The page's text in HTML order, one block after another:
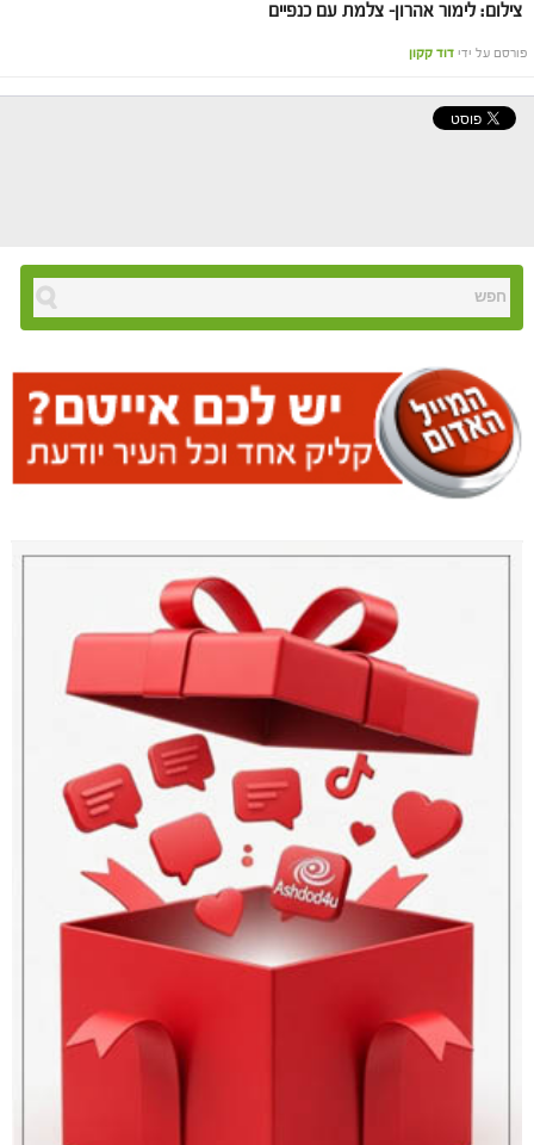
צילום: לימור אהרון- צלמת עם כנפיים
פורסם על ידי דוד קקון